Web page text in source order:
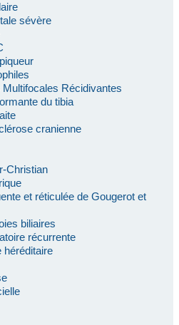
sévère
Récidivantes
du tibia
cranienne
Christian
et réticulée de Gougerot et
biliaires
récurrente
héréditaire